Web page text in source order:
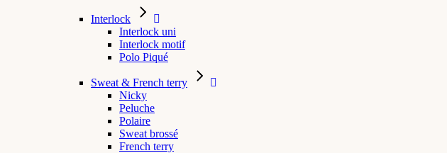
Interlock
Interlock uni
Interlock motif
Polo Piqué
Sweat & French terry
Nicky
Peluche
Polaire
Sweat brossé
French terry